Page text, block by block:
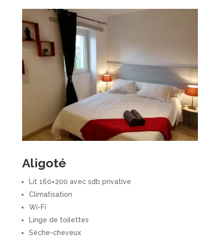
Aligoté
Lit 160×200 avec sdb privative
Climatisation
Wi-Fi
Linge de toilettes
Sèche-cheveux